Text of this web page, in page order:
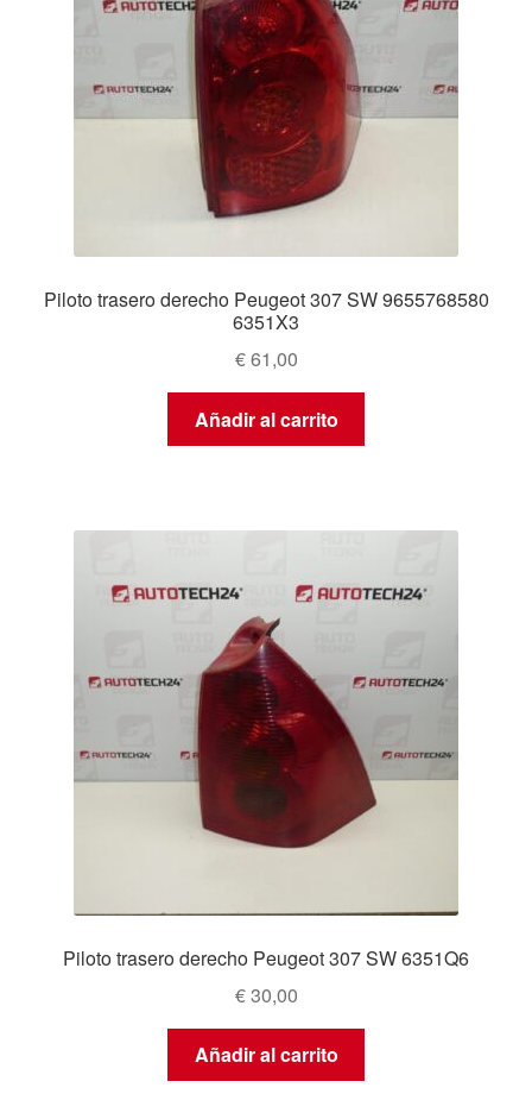
Piloto trasero derecho Peugeot 307 SW 9655768580
6351X3
€61,00
Añadir al carrito
Piloto trasero derecho Peugeot 307 SW 6351Q6
€30,00
Añadir al carrito